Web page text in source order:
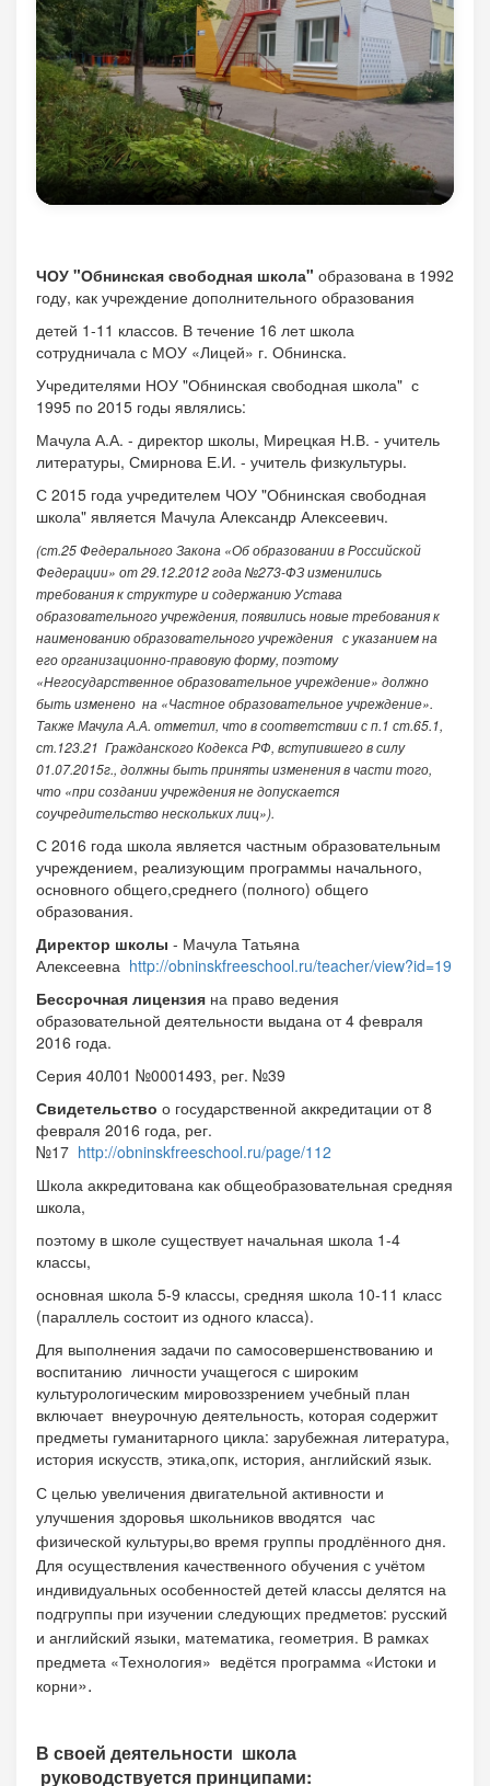
ЧОУ "Обнинская свободная школа" образована в 1992
году, как учреждение дополнительного образования
детей 1-11 классов. В течение 16 лет школа
сотрудничала с МОУ «Лицей» г. Обнинска.
Учредителями НОУ "Обнинская свободная школа" с
1995 по 2015 годы являлись:
Мачула А.А. - директор школы, Мирецкая Н.В. - учитель
литературы, Смирнова Е.И. - учитель физкультуры.
С 2015 года учредителем ЧОУ "Обнинская свободная
школа" является Мачула Александр Алексеевич.
(ст.25 Федерального Закона «Об образовании в Российской
Федерации» от 29.12.2012 года №273-ФЗ изменились
требования к структуре и содержанию Устава
образовательного учреждения, появились новые требования к
наименованию образовательного учреждения с указанием на
его организационно-правовую форму, поэтому
«Негосударственное образовательное учреждение» должно
быть изменено на «Частное образовательное учреждение».
Также Мачула А.А. отметил, что в соответствии с п.1 ст.65.1,
ст.123.21 Гражданского Кодекса РФ, вступившего в силу
01.07.2015г., должны быть приняты изменения в части того,
что «при создании учреждения не допускается
соучредительство нескольких лиц»).
С 2016 года школа является частным образовательным
учреждением, реализующим программы начального,
основного общего,среднего (полного) общего
образования.
Директор школы - Мачула Татьяна
Алексеевна http://obninskfreeschool.ru/teacher/view?id=19
Бессрочная лицензия на право ведения
образовательной деятельности выдана от 4 февраля
2016 года.
Серия 40Л01 №0001493, рег. №39
Свидетельство о государственной аккредитации от 8
февраля 2016 года, рег.
№17 http://obninskfreeschool.ru/page/112
Школа аккредитована как общеобразовательная средняя
школа,
поэтому в школе существует начальная школа 1-4
классы,
основная школа 5-9 классы, средняя школа 10-11 класс
(параллель состоит из одного класса).
Для выполнения задачи по самосовершенствованию и
воспитанию личности учащегося с широким
культурологическим мировоззрением учебный план
включает внеурочную деятельность, которая содержит
предметы гуманитарного цикла: зарубежная литература,
история искусств, этика,опк, история, английский язык.
С целью увеличения двигательной активности и
улучшения здоровья школьников вводятся час
физической культуры,во время группы продлённого дня.
Для осуществления качественного обучения с учётом
индивидуальных особенностей детей классы делятся на
подгруппы при изучении следующих предметов: русский
и английский языки, математика, геометрия. В рамках
предмета «Технология» ведётся программа «Истоки и
корни».
В своей деятельности школа
руководствуется принципами: